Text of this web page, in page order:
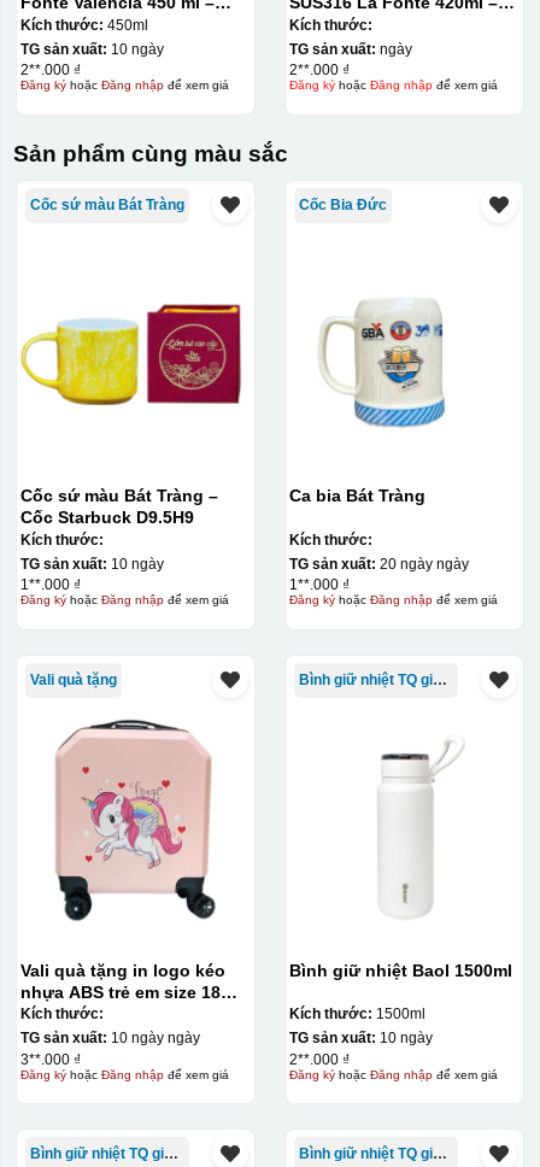
012355
Kích thước: 450ml
TG sản xuất: 10 ngày
2**.000 ₫
Đăng kýhoặc Đăng nhậpđể xem giá
012775
Kích thước:
TG sản xuất: ngày
2**.000 ₫
Đăng kýhoặc Đăng nhậpđể xem giá
Sản phẩm cùng màu sắc
Cốc sứ màu Bát Tràng
Cốc sứ màu Bát Tràng –
Cốc Starbuck D9.5H9
Kích thước:
TG sản xuất: 10 ngày
1**.000 ₫
Đăng kýhoặc Đăng nhậpđể xem giá
Cốc Bia Đức
Ca bia Bát Tràng
Kích thước:
TG sản xuất: 20 ngày ngày
1**.000 ₫
Đăng kýhoặc Đăng nhậpđể xem giá
Vali quà tặng
Vali quà tặng in logo kéo
nhựa ABS trẻ em size 18
KQ-VL16
Kích thước:
TG sản xuất: 10 ngày ngày
3**.000 ₫
Đăng kýhoặc Đăng nhậpđể xem giá
Bình giữ nhiệt TQ giá rẻ
Bình giữ nhiệt Baol 1500ml
Kích thước: 1500ml
TG sản xuất: 10 ngày
2**.000 ₫
Đăng kýhoặc Đăng nhậpđể xem giá
Bình giữ nhiệt TQ giá rẻ Bình giữ nhiệt TQ giá rẻ